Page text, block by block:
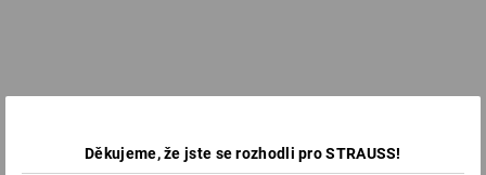
Děkujeme, že jste se rozhodli pro STRAUSS!